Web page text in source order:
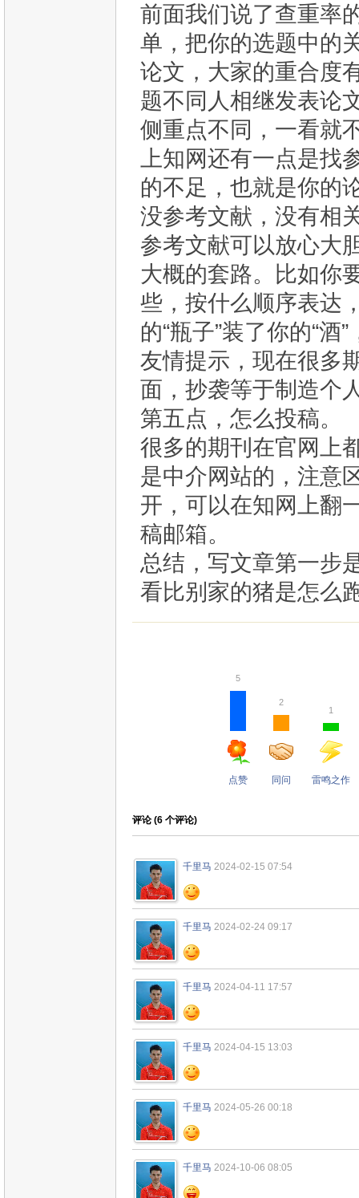
前面我们说了查重率
单，把你的选题中的
论文，大家的重合度
题不同人相继发表论
侧重点不同，一看就
上知网还有一点是
的不足，也就是你的
没参考文献，没有相
参考文献可以放心大
大概的套路。比如你
些，按什么顺序表达
的“瓶子”装了你的“酒”
友情提示，现在很多
面，抄袭等于制造个
第五点，怎么投稿。
很多的期刊在官网上
是中介网站的，注意
开，可以在知网上翻
稿邮箱。
总结，写文章第一步
看比别家的猪是怎么
5
点赞
2
同问
1
雷鸣之作
评论 (6 个评论)
千里马 2024-02-15 07:54
千里马 2024-02-24 09:17
千里马 2024-04-11 17:57
千里马 2024-04-15 13:03
千里马 2024-05-26 00:18
千里马 2024-10-06 08:05